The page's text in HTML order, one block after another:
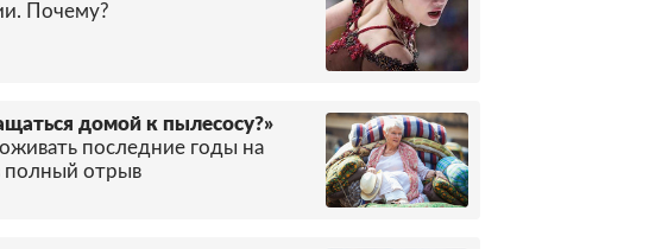
Почему?
домой к пылесосу?»
последние годы на
полный отрыв